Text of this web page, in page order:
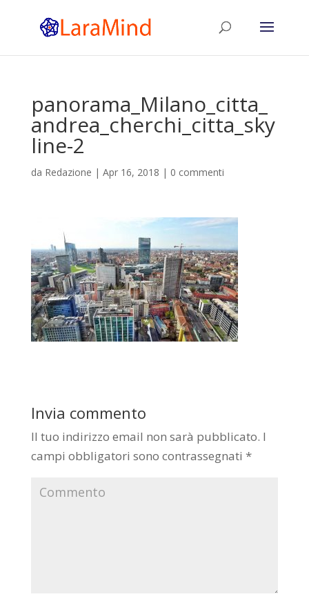
panorama_Milano_citta_
andrea_cherchi_citta_sky
line-2
da Redazione | Apr 16, 2018 | 0 commenti
Invia commento
Il tuo indirizzo email non sarà pubblicato. I
campi obbligatori sono contrassegnati *